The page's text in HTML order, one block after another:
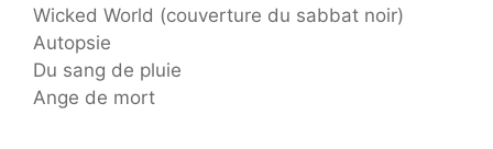
Wicked World (couverture du sabbat noir)
Autopsie
Du sang de pluie
Ange de mort